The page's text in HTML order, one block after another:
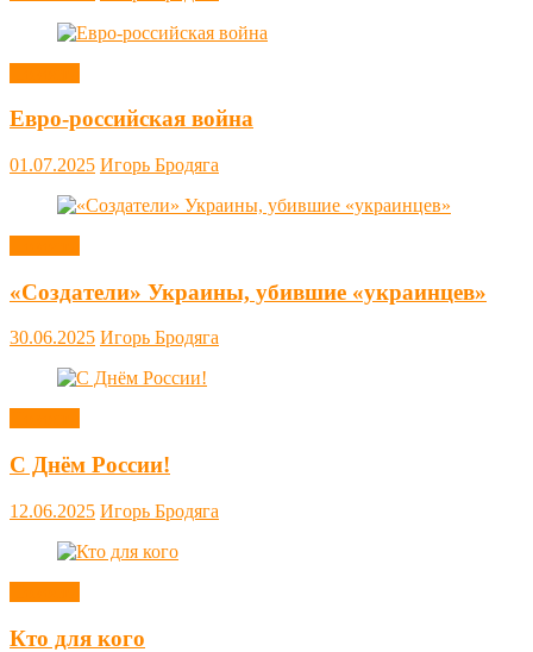
Евро-российская война
01.07.2025 Игорь Бродяга
«Создатели» Украины, убившие «украинцев»
30.06.2025 Игорь Бродяга
С Днём России!
12.06.2025 Игорь Бродяга
Кто для кого